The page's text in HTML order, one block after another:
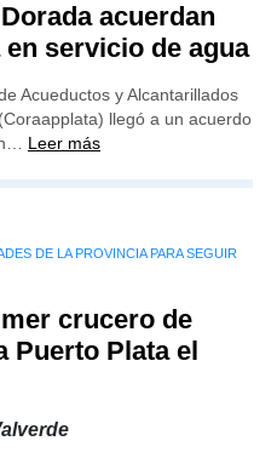
acuerdan
servicio de agua
Acueductos y Alcantarillados
llegó a un acuerdo
Leer más
DE LA PROVINCIA PARA SEGUIR
crucero de
Puerto Plata el